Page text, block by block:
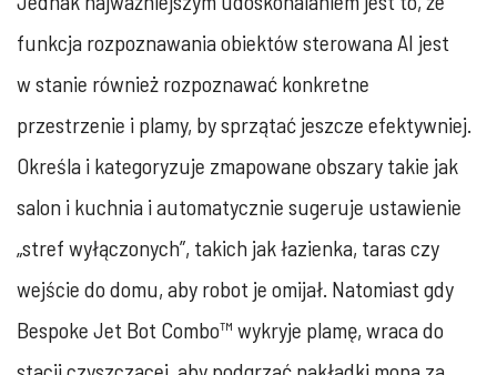
funkcja rozpoznawania obiektów sterowana AI jest
w stanie również rozpoznawać konkretne
przestrzenie i plamy, by sprzątać jeszcze efektywniej.
Określa i kategoryzuje zmapowane obszary takie jak
salon i kuchnia i automatycznie sugeruje ustawienie
„stref wyłączonych”, takich jak łazienka, taras czy
wejście do domu, aby robot je omijał. Natomiast gdy
Bespoke Jet Bot Combo™ wykryje plamę, wraca do